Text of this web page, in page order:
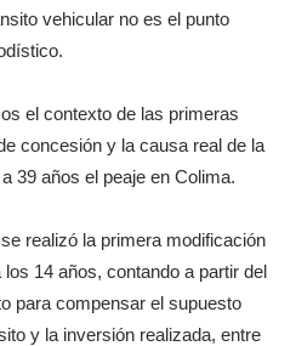
vehicular no es el punto
el contexto de las primeras
concesión y la causa real de la
39 años el peaje en Colima.
realizó la primera modificación
14 años, contando a partir del
para compensar el supuesto
y la inversión realizada, entre